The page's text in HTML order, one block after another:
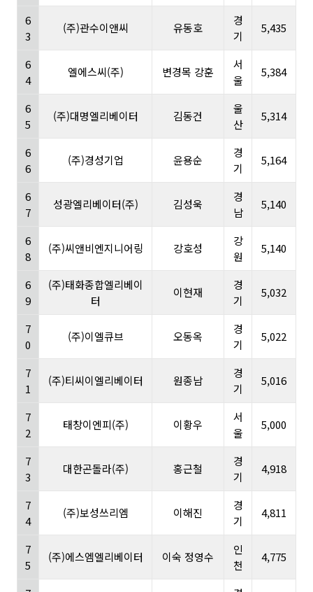
6
3
(주)관수이앤씨 유동호
경
기
5,435
6
4
엘에스씨(주) 변경목 강훈
서
울
5,384
6
5
(주)대명엘리베이터 김동건
울
산
5,314
6
6
(주)경성기업 윤용순
경
기
5,164
6
7
성광엘리베이터(주) 김성욱
경
남
5,140
6
8
(주)씨앤비엔지니어링 강호성
강
원
5,140
6
9
(주)태화종합엘리베이
터
이현재
경
기
5,032
7
0
(주)이엘큐브 오동옥
경
기
5,022
7
1
(주)티씨이엘리베이터 원종남
경
기
5,016
7
2
태창이엔피(주) 이황우
서
울
5,000
7
3
대한곤돌라(주) 홍근철
경
기
4,918
7
4
(주)보성쓰리엠 이해진
경
기
4,811
7
5
(주)에스엠엘리베이터 이숙 정영수
인
천
4,775